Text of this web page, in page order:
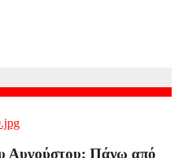
Αυγούστου: Πάνω από